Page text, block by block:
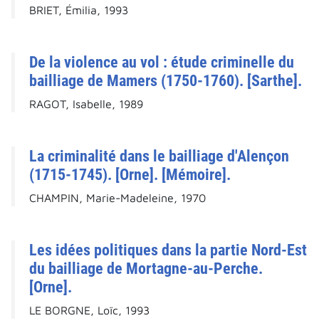
BRIET, Émilia, 1993
De la violence au vol : étude criminelle du
bailliage de Mamers (1750-1760). [Sarthe].
RAGOT, Isabelle, 1989
La criminalité dans le bailliage d'Alençon
(1715-1745). [Orne]. [Mémoire].
CHAMPIN, Marie-Madeleine, 1970
Les idées politiques dans la partie Nord-Est
du bailliage de Mortagne-au-Perche.
[Orne].
LE BORGNE, Loïc, 1993